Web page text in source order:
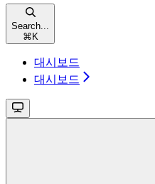
Search...
⌘ K
대시보드
대시보드